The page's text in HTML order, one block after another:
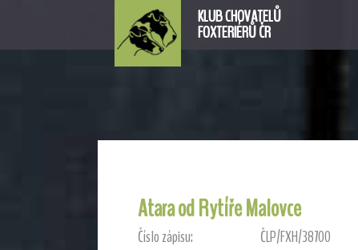
KLUB CHOVATELŮ
FOXTERIÉRŮ ČR
Atara od Rytíře Malovce
Číslo zápisu: ČLP/FXH/38700